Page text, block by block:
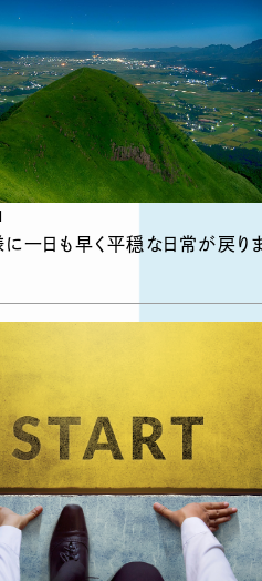
一日も早く平穏な日常が戻り